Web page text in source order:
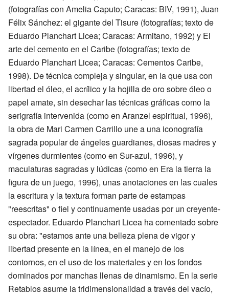
(fotografías con Amelia Caputo; Caracas: BIV, 1991), Juan
Félix Sánchez: el gigante del Tisure (fotografías; texto de
Eduardo Planchart Licea; Caracas: Armitano, 1992) y El
arte del cemento en el Caribe (fotografías; texto de
Eduardo Planchart Licea; Caracas: Cementos Caribe,
1998). De técnica compleja y singular, en la que usa con
libertad el óleo, el acrílico y la hojilla de oro sobre óleo o
papel amate, sin desechar las técnicas gráficas como la
serigrafía intervenida (como en Aranzel espiritual, 1996),
la obra de Mari Carmen Carrillo une a una iconografía
sagrada popular de ángeles guardianes, diosas madres y
vírgenes durmientes (como en Sur-azul, 1996), y
maculaturas sagradas y lúdicas (como en Era la tierra la
figura de un juego, 1996), unas anotaciones en las cuales
la escritura y la textura forman parte de estampas
"reescritas" o fiel y continuamente usadas por un creyente-
espectador. Eduardo Planchart Licea ha comentado sobre
su obra: "estamos ante una belleza plena de vigor y
libertad presente en la línea, en el manejo de los
contornos, en el uso de los materiales y en los fondos
dominados por manchas llenas de dinamismo. En la serie
Retablos asume la tridimensionalidad a través del vacío,